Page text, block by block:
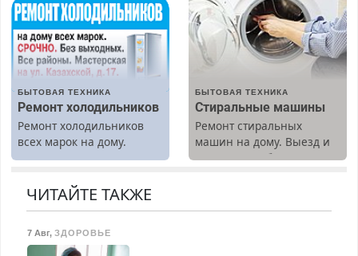
Недорого. Без выходных.
Все районы. Скидка.
Вызов бесплатный.
Прием по ТК РФ. График
работы любой.
Бесплатное проживание.
З/п – до 96000 рублей до
Ежемесячно
выплачивается денежная
премия. Возможно
бесплатное обучение,
получение документов,
безопасности с з/п до
БЫТОВАЯ ТЕХНИКА
Ремонт холодильников
Ремонт холодильников
всех марок на дому.
БЫТОВАЯ ТЕХНИКА
Стиральные машины
Ремонт стиральных
машин на дому. Выезд и
диагностика бесплатно.
ЧИТАЙТЕ ТАКЖЕ
7 Авг, ЗДОРОВЬЕ